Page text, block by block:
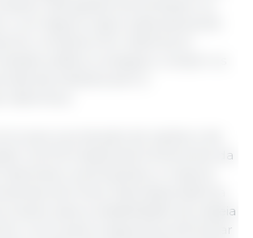
tais ajustes aumentaram os
em alguns casos, especialmente
do complexo B e vitamina D,
prática conseguiu cumprir os
da indústria sem a
que a produção de rações e de
nos EUA depende fortemente da
e aminoácidos, a maioria
da China. Esta dependência
tanto para a estabilidade da cadeia
como para a segurança alimentar